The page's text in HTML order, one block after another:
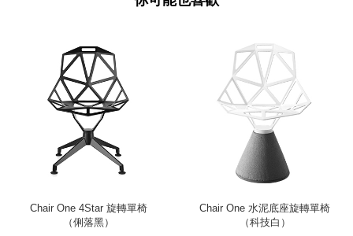
Chair One 4Star 旋轉單椅
（俐落黑）
Chair One 水泥底座旋轉單椅
（科技白）